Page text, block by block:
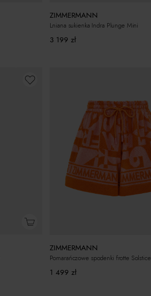
ZIMMERMANN
Lniana sukienka Indra Plunge Mini
3 199 zł
ZIMMERMANN
Pomarańczowe spodenki frotte Solstice
1 499 zł